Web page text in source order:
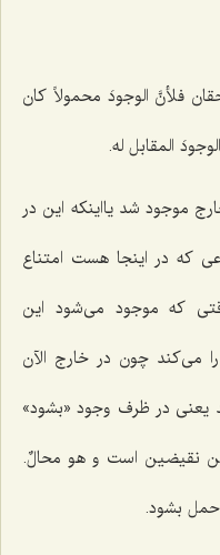
فلأنَّ الوجودَ محمولاً کان
المقابل له.
موجود شد یااینکه این در
که در اینجا هست امتناع
که موجود می‌شود این
می‌کند چون در خارج الآن
یعنی در ظرف وجود «بشود»
نقیضین است و هو محالٌ.
حمل بشود.